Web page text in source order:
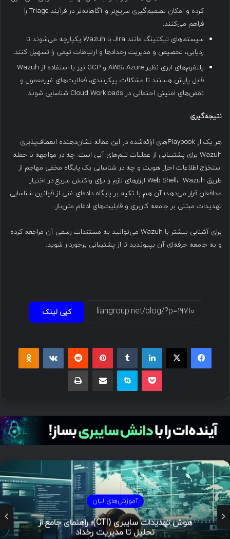
کرده و امکان تصمیم‌گیری سریع‌تر و آگاهانه‌تر در فرآیند Triage را
فراهم می‌کنند.
سیستم‌های تیکتینگ مانند Jira با Wazuh یکپارچه می‌شوند تا
ردیابی، تخصیص و مدیریت رخدادها و ارتباطات تیمی را تسهیل کنند.
پلتفرم‌های ابری نظیر AWS، Azure و GCP نیز با استفاده از Wazuh
قابل پایش هستند تا مشکلات پیکربندی، فعالیت‌های غیرمعمول و
نقض‌های امنیتی احتمالی در Cloud Workloads شناسایی شوند.
نتیجه‌گیری
هر یک از Playbookهای ارائه‌شده در این مقاله نشان‌دهنده انعطاف‌پذیری
Wazuh برای پشتیبانی از عملیات تیم‌های آبی است. چه در مواجهه با حمله
استخراج اطلاعات احراز هویت و چه در شناسایی یک پایگاه مخفی مهاجم از
طریق Web Shell، Wazuh ابزارهای لازم را برای واکنش سریع در اختیار
مدافعان قرار می‌دهد؛ آن هم با تکیه بر پایگاه داده‌ای غنی از قوانین شناسایی
تهدیدات مبتنی بر جامعه کاربری و قابلیت‌های ادغام متن‌باز.
برای آشنایی بیشتر با Wazuh می‌توانید به مستندات رسمی آن مراجعه کرده
و به جامعه حرفه‌ای آن بپیوندید تا از پشتیبانی برخوردار شوید.
کپی لینک
فیسبوک ایکس لینکداین پینتریست
پاکت اسکایپ چاپ
آموزش‌های لیان
هوش تهدیدات سایبری (CTI)؛ راهنمای جامع از
تحلیل تا مدیریت رخداد